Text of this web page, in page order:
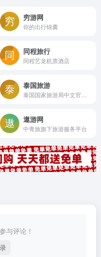
穷游网
你的出行锦囊
同程旅行
同程艺龙机票酒店
泰国旅游
遨游网
中青旅旗下旅游服务平台
与评论！